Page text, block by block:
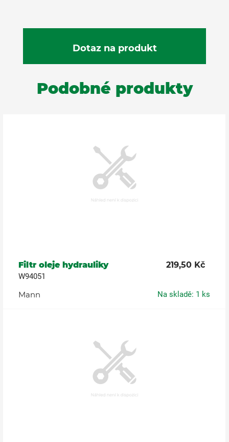
Podobné produkty
Filtr oleje hydrauliky 219,50 Kč
W94051
Mann Na skladě: 1 ks